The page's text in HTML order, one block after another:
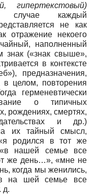
гипертекстовый)
каждый
не как
отражение некоего
наполненный
знак («знак свыше»,
в контексте
предназначения,
целом, повторения
герменевтически
о типичных
рождениях, смертях,
и др.)
их тайный смысл,
родился в тот же
нашей семье все
же день…», «мне не
когда мы женились,
на шей семье все
д.